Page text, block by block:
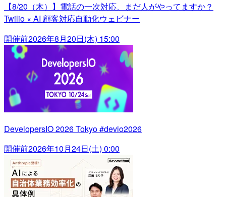
【8/20（木）】電話の一次対応、まだ人がやってますか？
Twilio × AI 顧客対応自動化ウェビナー
開催前2026年8月20日(木) 15:00
DevelopersIO 2026 Tokyo #devio2026
開催前2026年10月24日(土) 0:00